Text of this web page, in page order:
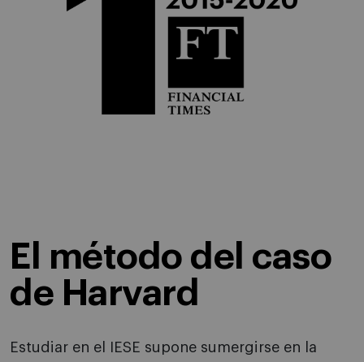
El método del caso
de Harvard
Estudiar en el IESE supone sumergirse en la